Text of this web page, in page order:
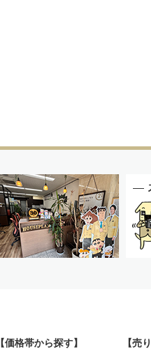
【価格帯から探す】 【売